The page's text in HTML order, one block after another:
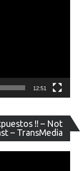
12:51
!! – Not
– TransMedia
de